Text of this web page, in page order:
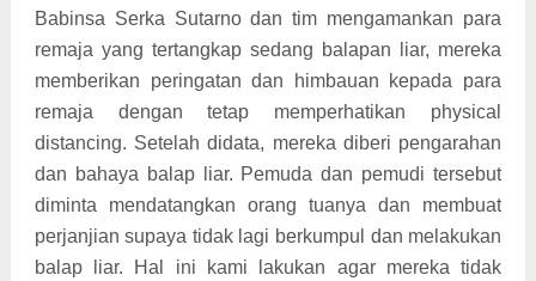
Babinsa Serka Sutarno dan tim mengamankan para
remaja yang tertangkap sedang balapan liar, mereka
memberikan peringatan dan himbauan kepada para
remaja dengan tetap memperhatikan physical
distancing. Setelah didata, mereka diberi pengarahan
dan bahaya balap liar. Pemuda dan pemudi tersebut
diminta mendatangkan orang tuanya dan membuat
perjanjian supaya tidak lagi berkumpul dan melakukan
balap liar. Hal ini kami lakukan agar mereka tidak